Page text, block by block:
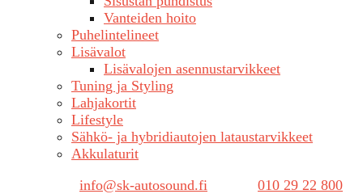
Vanteiden hoito
Puhelintelineet
Lisävalot
Lisävalojen asennustarvikkeet
Tuning ja Styling
Lahjakortit
Lifestyle
Sähkö- ja hybridiautojen lataustarvikkeet
Akkulaturit
info@sk-autosound.fi
010 29 22 800